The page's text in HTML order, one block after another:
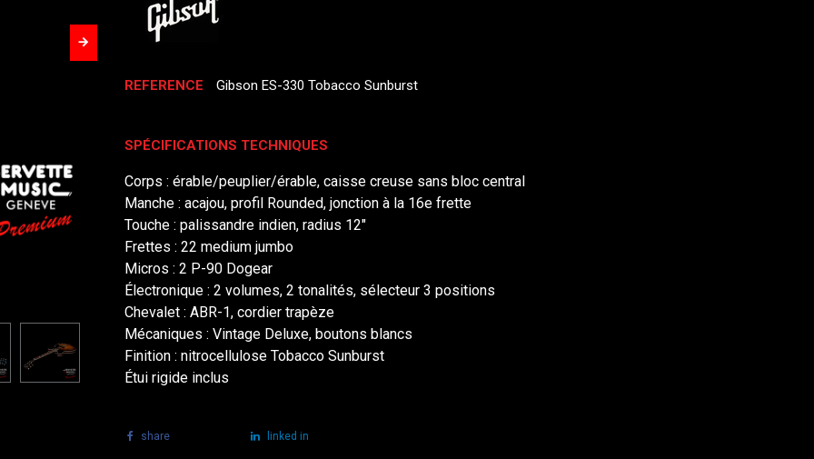
REFERENCE Gibson ES-330 Tobacco Sunburst
SPÉCIFICATIONS TECHNIQUES
Corps : érable/peuplier/érable, caisse creuse sans bloc central
Manche : acajou, profil Rounded, jonction à la 16e frette
Touche : palissandre indien, radius 12"
Frettes : 22 medium jumbo
Micros : 2 P-90 Dogear
Électronique : 2 volumes, 2 tonalités, sélecteur 3 positions
Chevalet : ABR-1, cordier trapèze
Mécaniques : Vintage Deluxe, boutons blancs
Finition : nitrocellulose Tobacco Sunburst
Étui rigide inclus
share linked in